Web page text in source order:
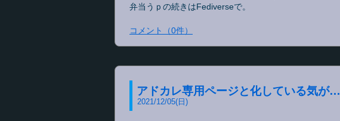
弁当うｐの続きはFediverseで。
コメント （0件）
アドカレ専用ページと化している気が…
2021/12/05(日)